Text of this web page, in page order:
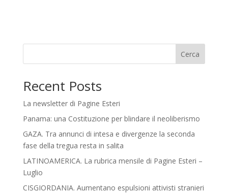
Cerca
Recent Posts
La newsletter di Pagine Esteri
Panama: una Costituzione per blindare il neoliberismo
GAZA. Tra annunci di intesa e divergenze la seconda
fase della tregua resta in salita
LATINOAMERICA. La rubrica mensile di Pagine Esteri –
Luglio
CISGIORDANIA. Aumentano espulsioni attivisti stranieri